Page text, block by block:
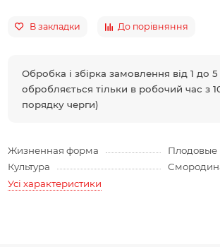
В закладки До порівняння
Обробка і збірка замовлення від 1 до
обробляється тільки в робочий час з
порядку черги)
Жизненная форма
Плодовые
Культура
Усі характеристики